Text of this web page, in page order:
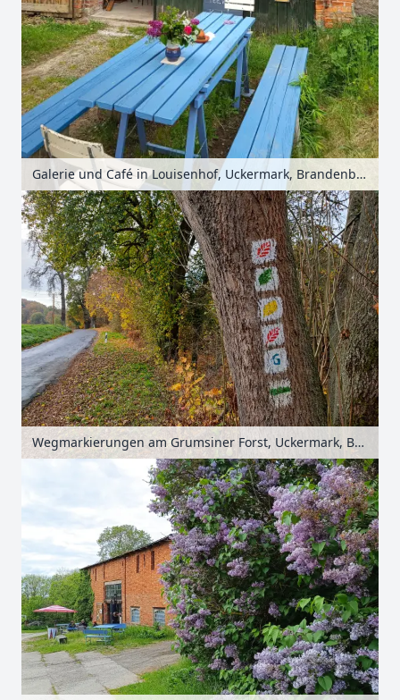
Galerie und Café in Louisenhof, Uckermark, Brandenburg, Deutschland
Wegmarkierungen am Grumsiner Forst, Uckermark, Brandenburg, Deutschland